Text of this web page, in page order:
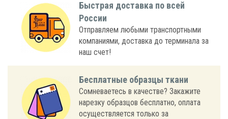
Быстрая доставка по всей
России
Отправляем любыми транспортными
компаниями, доставка до терминала за
наш счет!
Бесплатные образцы ткани
Сомневаетесь в качестве? Закажите
нарезку образцов бесплатно, оплата
осуществляется только за